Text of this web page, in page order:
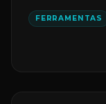
FERRAMENTAS